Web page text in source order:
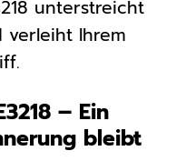
unterstreicht
verleiht Ihrem
– Ein
bleibt